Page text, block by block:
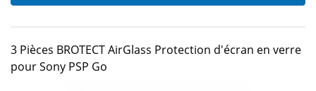
3 Pièces BROTECT AirGlass Protection d'écran en verre
pour Sony PSP Go